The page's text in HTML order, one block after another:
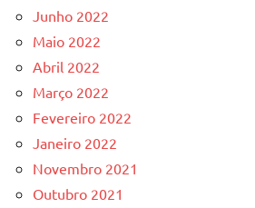
Junho 2022
Maio 2022
Abril 2022
Março 2022
Fevereiro 2022
Janeiro 2022
Novembro 2021
Outubro 2021